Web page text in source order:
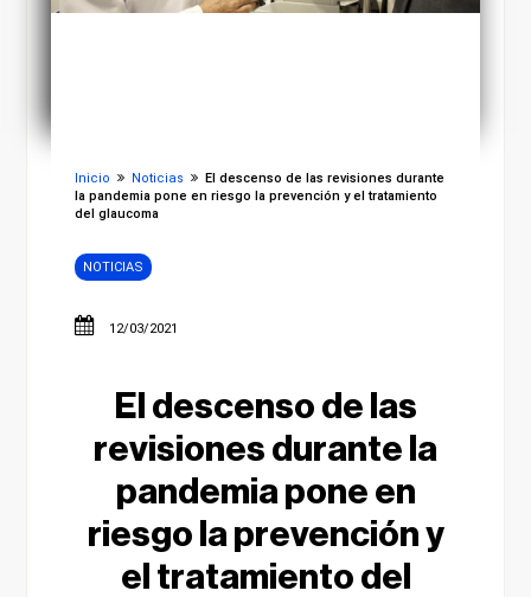
Inicio Noticias
El descenso de las revisiones durante
la pandemia pone en riesgo la prevención y el tratamiento
del glaucoma
NOTICIAS
12/03/2021
El descenso de las
revisiones durante la
pandemia pone en
riesgo la prevención y
el tratamiento del